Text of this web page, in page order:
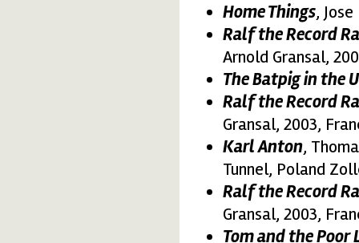
Home Things,
Ralf the Record
Arnold Gransal,
The Batpig in the
Ralf the Record
Gransal, 2003,
Karl Anton,
Tunnel, Poland
Ralf the Record
Gransal, 2003,
Tom and the